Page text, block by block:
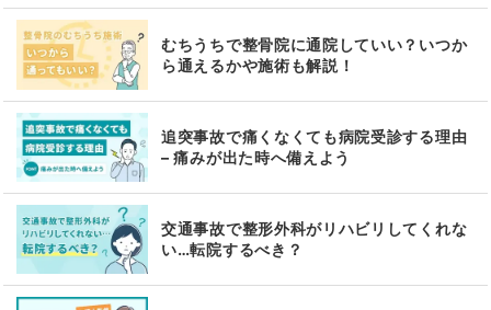
むちうちで整骨院に通院していい？いつか
ら通えるかや施術も解説！
追突事故で痛くなくても病院受診する理由
– 痛みが出た時へ備えよう
交通事故で整形外科がリハビリしてくれな
い…転院するべき？